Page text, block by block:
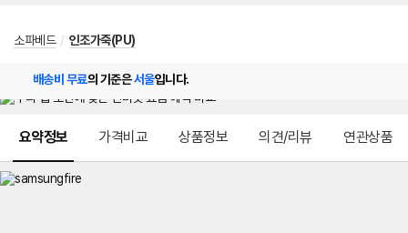
소파베드 / 인조가죽(PU)
배송비 무료의 기준은서울입니다.
요약정보 가격비교 상품정보 의견/리뷰 연관상품